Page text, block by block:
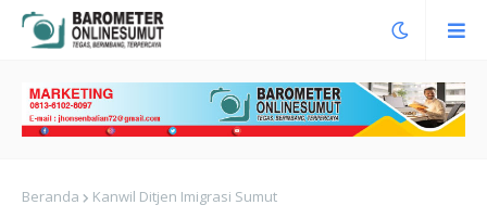
Beranda Kanwil Ditjen Imigrasi Sumut